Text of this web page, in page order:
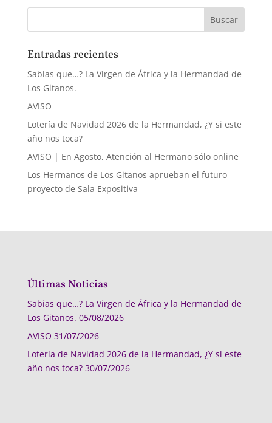
Entradas recientes
Sabias que…? La Virgen de África y la Hermandad de
Los Gitanos.
AVISO
Lotería de Navidad 2026 de la Hermandad, ¿Y si este
año nos toca?
AVISO | En Agosto, Atención al Hermano sólo online
Los Hermanos de Los Gitanos aprueban el futuro
proyecto de Sala Expositiva
Últimas Noticias
Sabias que…? La Virgen de África y la Hermandad de
Los Gitanos. 05/08/2026
AVISO 31/07/2026
Lotería de Navidad 2026 de la Hermandad, ¿Y si este
año nos toca? 30/07/2026